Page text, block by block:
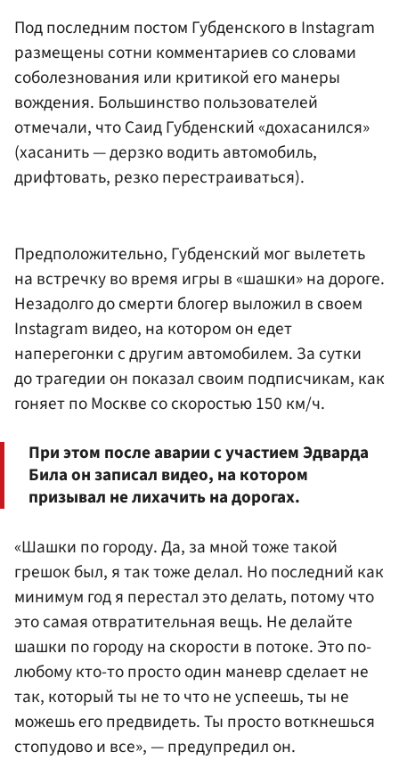
Под последним постом Губденского в Instagram
размещены сотни комментариев со словами
соболезнования или критикой его манеры
вождения. Большинство пользователей
отмечали, что Саид Губденский «дохасанился»
(хасанить — дерзко водить автомобиль,
дрифтовать, резко перестраиваться).
Предположительно, Губденский мог вылететь
на встречку во время игры в «шашки» на дороге.
Незадолго до смерти блогер выложил в своем
Instagram видео, на котором он едет
наперегонки с другим автомобилем. За сутки
до трагедии он показал своим подписчикам, как
гоняет по Москве со скоростью 150 км/ч.
При этом после аварии с участием Эдварда
Била он записал видео, на котором
призывал не лихачить на дорогах.
«Шашки по городу. Да, за мной тоже такой
грешок был, я так тоже делал. Но последний как
минимум год я перестал это делать, потому что
это самая отвратительная вещь. Не делайте
шашки по городу на скорости в потоке. Это по-
любому кто-то просто один маневр сделает не
так, который ты не то что не успеешь, ты не
можешь его предвидеть. Ты просто воткнешься
стопудово и все», — предупредил он.